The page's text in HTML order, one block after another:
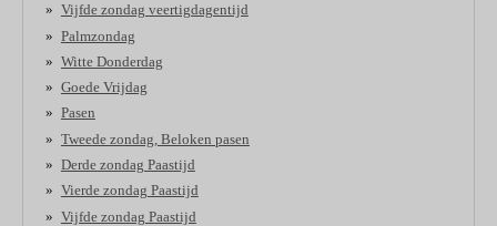
Vijfde zondag veertigdagentijd
Palmzondag
Witte Donderdag
Goede Vrijdag
Pasen
Tweede zondag, Beloken pasen
Derde zondag Paastijd
Vierde zondag Paastijd
Vijfde zondag Paastijd